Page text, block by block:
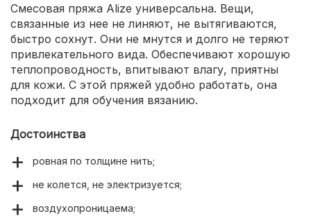
Смесовая пряжа Alize универсальна. Вещи,
связанные из нее не линяют, не вытягиваются,
быстро сохнут. Они не мнутся и долго не теряют
привлекательного вида. Обеспечивают хорошую
теплопроводность, впитывают влагу, приятны
для кожи. С этой пряжей удобно работать, она
подходит для обучения вязанию.
Достоинства
ровная по толщине нить;
не колется, не электризуется;
воздухопроницаема;